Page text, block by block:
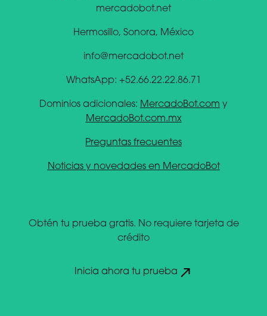
mercadobot.net
Hermosillo, Sonora, México
info@mercadobot.net
WhatsApp: +52.66.22.22.86.71
Dominios adicionales: MercadoBot.com y
MercadoBot.com.mx
Preguntas frecuentes
Noticias y novedades en MercadoBot
Obtén tu prueba gratis. No requiere tarjeta de
crédito
Inicia ahora tu prueba